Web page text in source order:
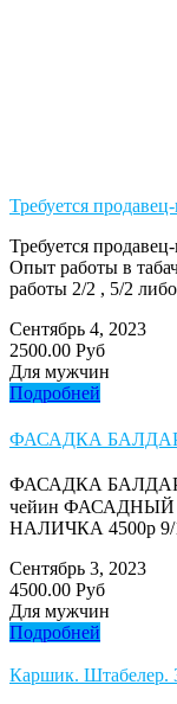
Требуется
Требуется
Опыт работы в
работы 2/2 , 5/2
Сентябрь 4, 2023
2500.00 Руб
Для мужчин
Подробней
ФАСАДКА
ФАСАДКА БАЛДАР
чейин ФАСАДНЫЙ
НАЛИЧКА 4500р 9/
Сентябрь 3, 2023
4500.00 Руб
Для мужчин
Подробней
Каршик. Штабелер.